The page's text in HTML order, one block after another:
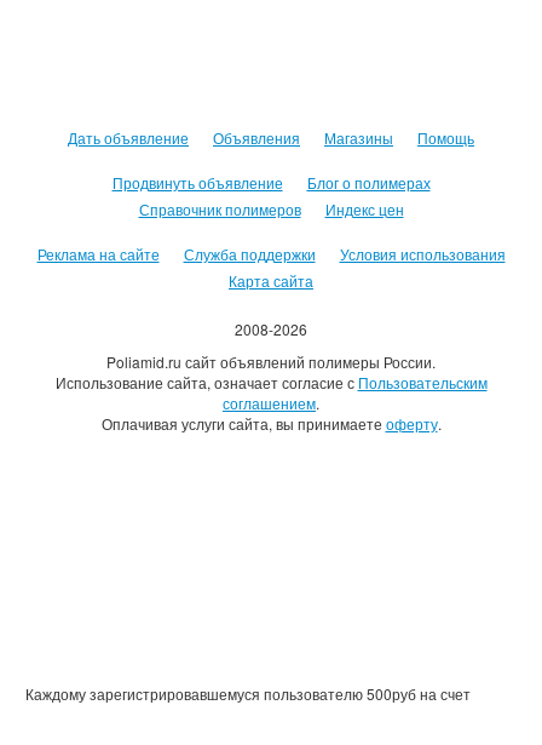
Дать объявление Объявления Магазины Помощь
Продвинуть объявление
Блог о полимерах
Справочник полимеров
Индекс цен
Реклама на сайте Служба поддержки
Условия использования
Карта сайта
2008-2026
Poliamid.ru сайт объявлений полимеры России.
Использование сайта, означает согласие с Пользовательским
соглашением.
Оплачивая услуги сайта, вы принимаете оферту.
Каждому зарегистрировавшемуся пользователю 500руб на счет